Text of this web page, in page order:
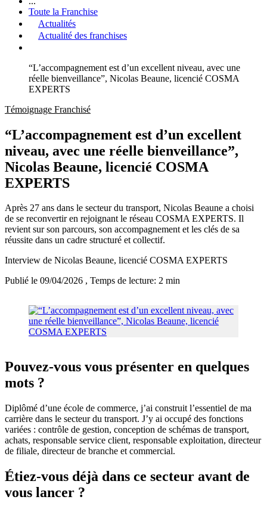
Toute la Franchise
Actualités
Actualité des franchises
“L’accompagnement est d’un excellent niveau, avec une
réelle bienveillance”, Nicolas Beaune, licencié COSMA
EXPERTS
Témoignage Franchisé
“L’accompagnement est d’un excellent
niveau, avec une réelle bienveillance”,
Nicolas Beaune, licencié COSMA
EXPERTS
Après 27 ans dans le secteur du transport, Nicolas Beaune a choisi
de se reconvertir en rejoignant le réseau COSMA EXPERTS. Il
revient sur son parcours, son accompagnement et les clés de sa
réussite dans un cadre structuré et collectif.
Interview de Nicolas Beaune, licencié COSMA EXPERTS
Publié le 09/04/2026 , Temps de lecture: 2 min
Pouvez-vous vous présenter en quelques
mots ?
Diplômé d’une école de commerce, j’ai construit l’essentiel de ma
carrière dans le secteur du transport. J’y ai occupé des fonctions
variées : contrôle de gestion, conception de schémas de transport,
achats, responsable service client, responsable exploitation, directeur
de filiale, directeur de branche et commercial.
Étiez-vous déjà dans ce secteur avant de
vous lancer ?